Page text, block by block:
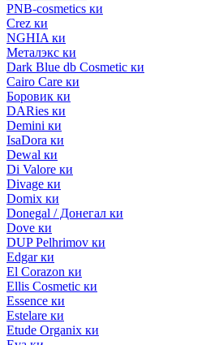
PNB-cosmetics ки
Crez ки
NGHIA ки
Металэкс ки
Dark Blue db Cosmetic ки
Cairo Care ки
Боровик ки
DARies ки
Demini ки
IsaDora ки
Dewal ки
Di Valore ки
Divage ки
Domix ки
Donegal / Донегал ки
Dove ки
DUP Pelhrimov ки
Edgar ки
El Corazon ки
Ellis Cosmetic ки
Essence ки
Estelare ки
Etude Organix ки